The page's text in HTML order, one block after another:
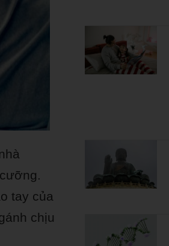
tay của
chịu